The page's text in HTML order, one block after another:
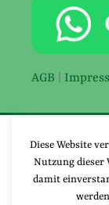
AGB
©2026
Diese Website
Nutzung dieser
damit